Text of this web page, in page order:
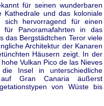
für seinen wunderbaren
Kathedrale und das koloniale
sich hervorragend für einen
Panoramafahrten in das
das Bergstädtchen Teror viele
Architektur der Kanaren
Häusern zeigt. In der
Vulkan Pico de las Nieves
Insel in unterschiedliche
Gran Canaria äußerst
von Wüste bis